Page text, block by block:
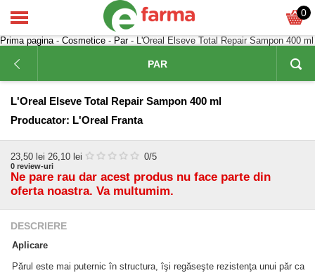
0
Prima pagina- Cosmetice - Par- L'Oreal Elseve Total Repair Sampon 400 ml
PAR
L'Oreal Elseve Total Repair Sampon 400 ml
Producator: L'Oreal Franta
23,50 lei 26,10 lei 0/5
0 review-uri
Ne pare rau dar acest produs nu face parte din
oferta noastra. Va multumim.
DESCRIERE
Aplicare
Părul este mai puternic în structura, îşi regăseşte rezistenţa unui păr ca